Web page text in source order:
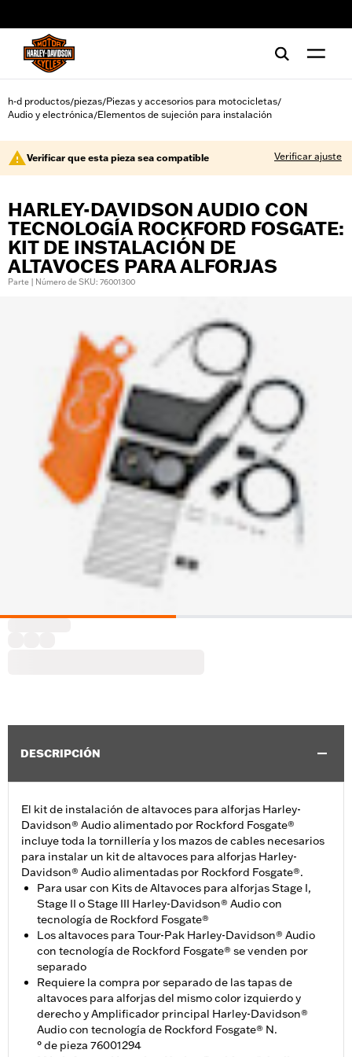
h-d productos/piezas/Piezas y accesorios para motocicletas/
Audio y electrónica/Elementos de sujeción para instalación
Verificar que esta pieza sea compatible Verificar ajuste
HARLEY-DAVIDSON AUDIO CON
TECNOLOGÍA ROCKFORD FOSGATE:
KIT DE INSTALACIÓN DE
ALTAVOCES PARA ALFORJAS
Parte | Número de SKU: 76001300
DESCRIPCIÓN
El kit de instalación de altavoces para alforjas Harley-
Davidson® Audio alimentado por Rockford Fosgate®
incluye toda la tornillería y los mazos de cables necesarios
para instalar un kit de altavoces para alforjas Harley-
Davidson® Audio alimentadas por Rockford Fosgate®.
Para usar con Kits de Altavoces para alforjas Stage I,
Stage II o Stage III Harley-Davidson® Audio con
tecnología de Rockford Fosgate®
Los altavoces para Tour-Pak Harley-Davidson® Audio
con tecnología de Rockford Fosgate® se venden por
separado
Requiere la compra por separado de las tapas de
altavoces para alforjas del mismo color izquierdo y
derecho y Amplificador principal Harley-Davidson®
Audio con tecnología de Rockford Fosgate® N.
° de pieza 76001294